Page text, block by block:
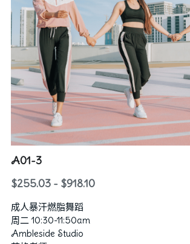
如何报名
Hip Hop和KPOP教师
瑜伽教师
中国舞教师
行政老师
“卓越计划”培训教师
俄罗斯瓦岗诺娃芭蕾训练
中国舞教学体系
舞蹈摄影工作室
在线商城
获奖记录
2024群舞获奖记录
2024独舞/双人舞/三人舞获奖记录
2023独舞/双人舞/三人舞获奖记录
2022群舞获奖记录
图库
芭蕾
中国舞
资助和奖学金
联系我们
A01-3
$255.03 - $918.10
成人暴汗燃脂舞蹈
周二 10:30-11:50am
Ambleside Studio